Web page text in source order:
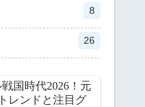
8
26
国時代2026！元
レンドと注目グ